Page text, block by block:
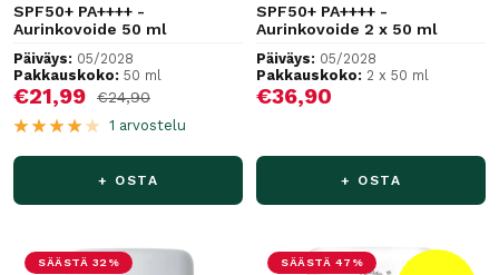
SPF50+ PA++++ -
Aurinkovoide 50 ml
Päiväys: 05/2028
Pakkauskoko: 50 ml
Alennushinta
€21,99 Normaalihinta
€24,90
1 arvostelu
+ OSTA
SPF50+ PA++++ -
Aurinkovoide 2 x 50 ml
Päiväys: 05/2028
Pakkauskoko: 2 x 50 ml
Alennushinta
€36,90
+ OSTA
SÄÄSTÄ 32% SÄÄSTÄ 47%